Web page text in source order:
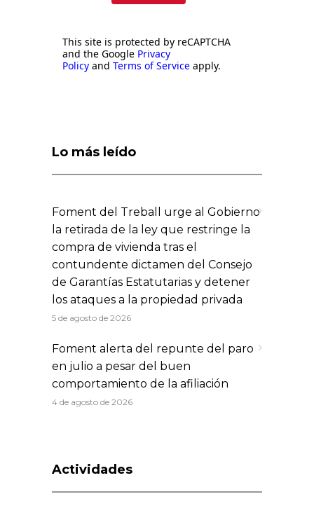
This site is protected by reCAPTCHA
and the Google Privacy
Policy and Terms of Service apply.
Lo más leído
Foment del Treball urge al Gobierno
la retirada de la ley que restringe la
compra de vivienda tras el
contundente dictamen del Consejo
de Garantías Estatutarias y detener
los ataques a la propiedad privada
5 de agosto de 2026
Foment alerta del repunte del paro
en julio a pesar del buen
comportamiento de la afiliación
4 de agosto de 2026
Actividades